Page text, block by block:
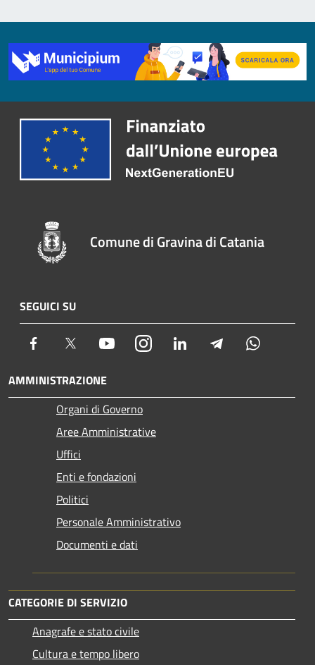
Comune di Gravina di Catania
SEGUICI SU
Facebook Twitter YoutubeInstagram LinkedIn Telegram
AMMINISTRAZIONE
Organi di Governo
Aree Amministrative
Uffici
Enti e fondazioni
Politici
Personale Amministrativo
Documenti e dati
CATEGORIE DI SERVIZIO
Anagrafe e stato civile
Cultura e tempo libero